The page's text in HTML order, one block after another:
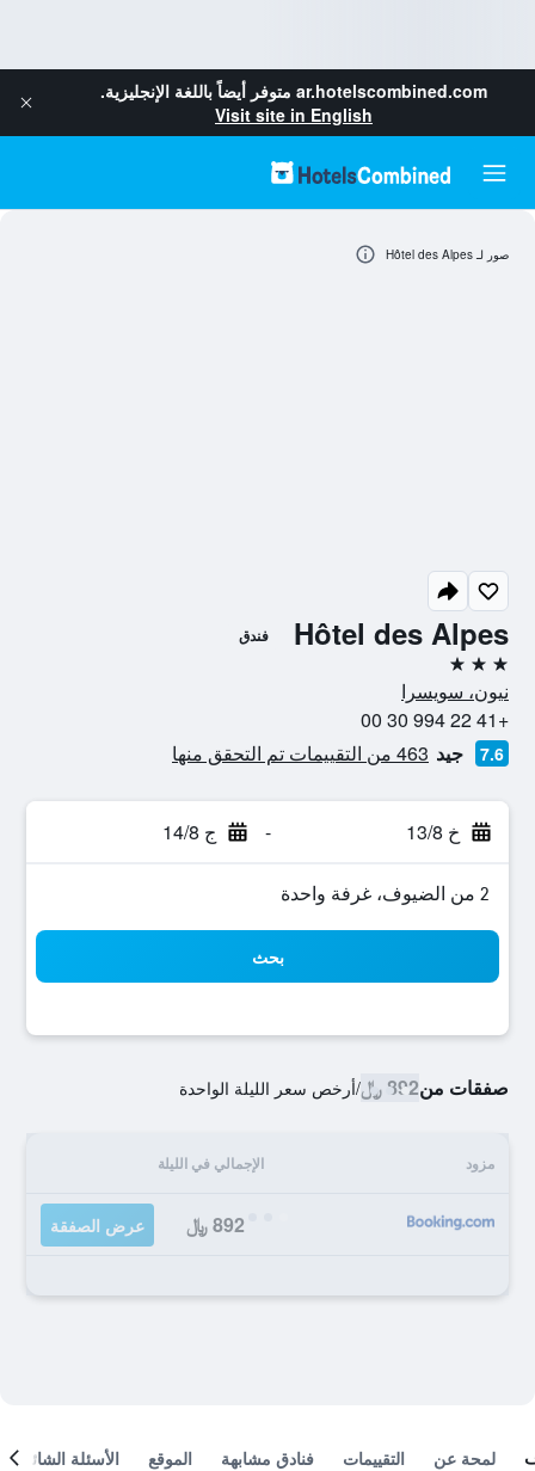
ar.hotelscombined.com متوفر أيضاً باللغة الإنجليزية.
Visit site in English
Hôtel des Alpes فندق
3 نجوم
نيون، سويسرا
+41 22 994 30 00
7.6 جيد 463 من التقييمات تم التحقق منها
خ 13/8 - ج 14/8
2 من الضيوف، غرفة واحدة
بحث
صفقات من892 ﷼ /أرخص سعر الليلة الواحدة
مزود الإجمالي في الليلة
892 ﷼ عرض الصفقة
صور لـ Hôtel des Alpes
لمحة عن التقييمات فنادق مشابهة الموقع الأسئلة الشائعة